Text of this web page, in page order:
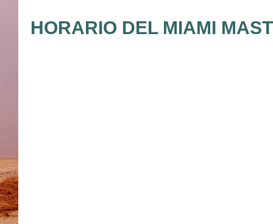
HORARIO DEL MIAMI